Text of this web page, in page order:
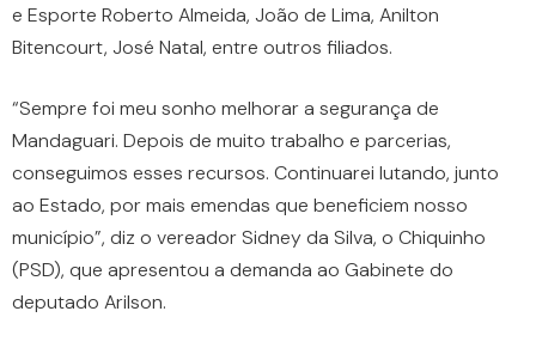
e Esporte Roberto Almeida, João de Lima, Anilton
Bitencourt, José Natal, entre outros filiados.
“Sempre foi meu sonho melhorar a segurança de
Mandaguari. Depois de muito trabalho e parcerias,
conseguimos esses recursos. Continuarei lutando, junto
ao Estado, por mais emendas que beneficiem nosso
município”, diz o vereador Sidney da Silva, o Chiquinho
(PSD), que apresentou a demanda ao Gabinete do
deputado Arilson.